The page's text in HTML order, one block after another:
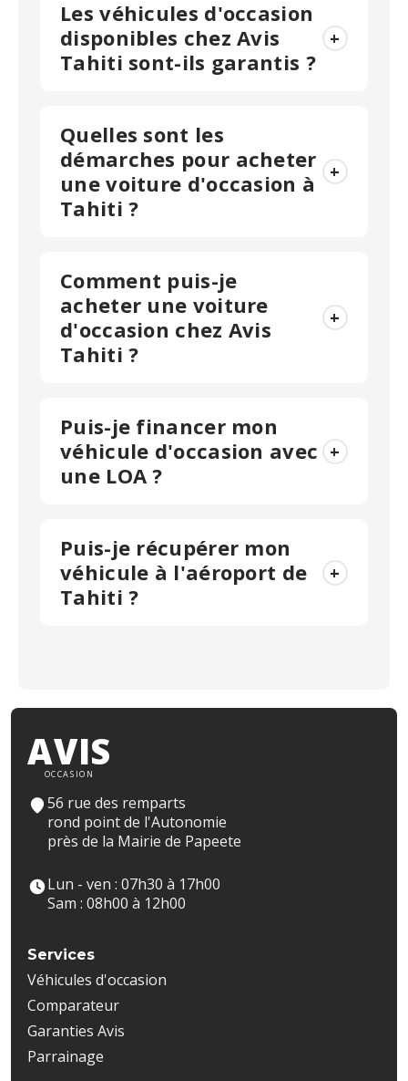
Les véhicules d'occasion
disponibles chez Avis
Tahiti sont-ils garantis ?
+
Quelles sont les
démarches pour acheter
une voiture d'occasion à
Tahiti ?
+
Comment puis-je
acheter une voiture
d'occasion chez Avis
Tahiti ?
+
Puis-je financer mon
véhicule d'occasion avec
une LOA ?
+
Puis-je récupérer mon
véhicule à l'aéroport de
Tahiti ?
+
AVIS
OCCASION
56 rue des remparts
rond point de l'Autonomie
près de la Mairie de Papeete
Lun - ven : 07h30 à 17h00
Sam : 08h00 à 12h00
Services
Véhicules d'occasion
Comparateur
Garanties Avis
Parrainage